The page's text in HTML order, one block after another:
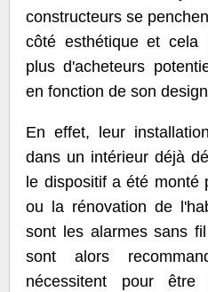
constructeurs se
côté esthétique et
plus d'acheteurs
en fonction de son
En effet, leur
dans un intérieur déjà
le dispositif a été monté
ou la rénovation de
sont les alarmes sans
sont alors
nécessitent pour